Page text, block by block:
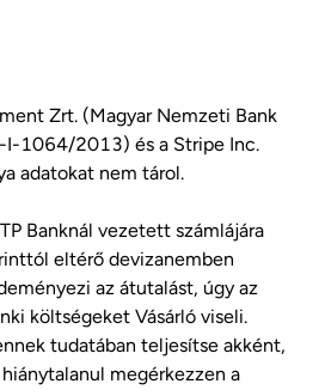
Zrt. (Magyar Nemzeti Bank
I-1064/2013) és a Stripe Inc.
adatokat nem tárol.
Banknál vezetett számlájára
eltérő devizanemben
az átutalást, úgy az
költségeket Vásárló viseli.
tudatában teljesítse akként,
megérkezzen a